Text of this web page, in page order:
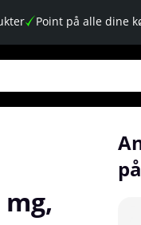
Point på alle dine
på